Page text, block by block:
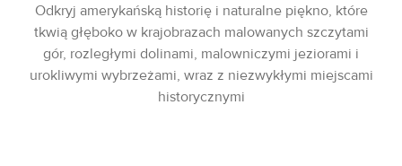
Odkryj amerykańską historię i naturalne piękno, które
tkwią głęboko w krajobrazach malowanych szczytami
gór, rozległymi dolinami, malowniczymi jeziorami i
urokliwymi wybrzeżami, wraz z niezwykłymi miejscami
historycznymi